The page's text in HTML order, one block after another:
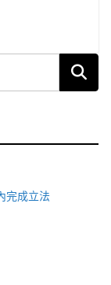
完成立法